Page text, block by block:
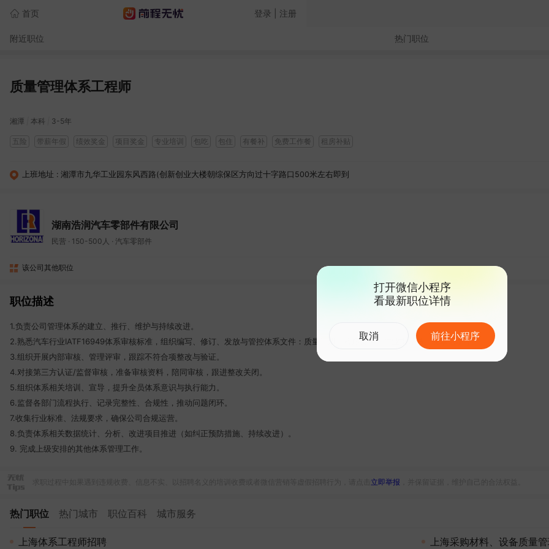
首页 登录 | 注册
附近职位 热门职位
质量管理体系工程师
湘潭 本科 3-5年
五险 带薪年假 绩效奖金 项目奖金 专业培训 包吃 包住 有餐补 免费工作餐 租房补贴
上班地址 : 湘潭市九华工业园东风西路(创新创业大楼朝综保区方向过十字路口500米左右即到
湖南浩润汽车零部件有限公司
民营 · 150-500人 · 汽车零部件
该公司其他职位
职位描述
1.负责公司管理体系的建立、推行、维护与持续改进。
2.熟悉汽车行业IATF16949体系审核标准，组织编写、修订、发放与管控体系文件：质量手册、程序文件、作业指导书、表单记录等。
3.组织开展内部审核、管理评审，跟踪不符合项整改与验证。
4.对接第三方认证/监督审核，准备审核资料，陪同审核，跟进整改关闭。
5.组织体系相关培训、宣导，提升全员体系意识与执行能力。
6.监督各部门流程执行、记录完整性、合规性，推动问题闭环。
7.收集行业标准、法规要求，确保公司合规运营。
8.负责体系相关数据统计、分析、改进项目推进（如纠正预防措施、持续改进）。
9. 完成上级安排的其他体系管理工作。
立即举报
热门职位 热门城市 职位百科 城市服务
上海体系工程师招聘 上海采购材料、设备质量
打开微信小程序
看最新职位详情
取消 前往小程序